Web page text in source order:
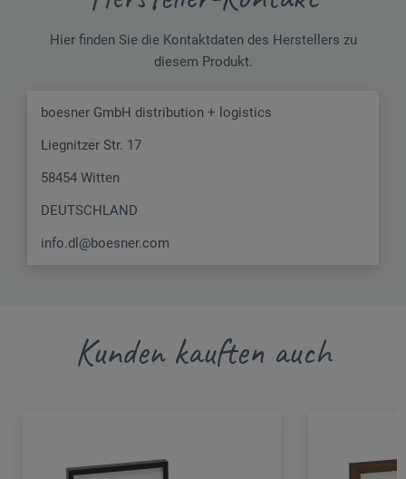
Hier finden Sie die Kontaktdaten des Herstellers zu
diesem Produkt.
boesner GmbH distribution + logistics
Liegnitzer Str. 17
58454 Witten
DEUTSCHLAND
info.dl@boesner.com
Kunden kauften auch